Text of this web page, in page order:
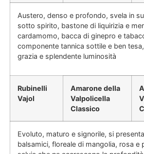
Austero, denso e profondo, svela in
sotto spirito, bastone di liquirizia e
cardamomo, bacca di ginepro e
componente tannica sottile e ben
grazia e splendente luminosità
Rubinelli
Vajol
Amarone della
Valpolicella
Classico
Evoluto, maturo e signorile, si
balsamici, floreale di mangolia, rosa